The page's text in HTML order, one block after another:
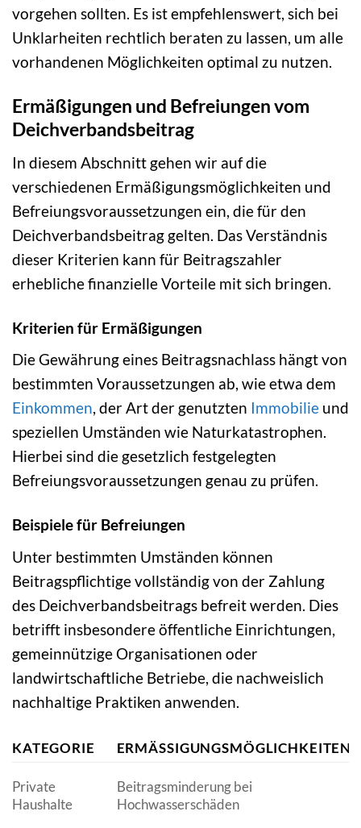
vorgehen sollten. Es ist empfehlenswert, sich bei
Unklarheiten rechtlich beraten zu lassen, um alle
vorhandenen Möglichkeiten optimal zu nutzen.
Ermäßigungen und Befreiungen vom
Deichverbandsbeitrag
In diesem Abschnitt gehen wir auf die
verschiedenen Ermäßigungsmöglichkeiten und
Befreiungsvoraussetzungen ein, die für den
Deichverbandsbeitrag gelten. Das Verständnis
dieser Kriterien kann für Beitragszahler
erhebliche finanzielle Vorteile mit sich bringen.
Kriterien für Ermäßigungen
Die Gewährung eines Beitragsnachlass hängt von
bestimmten Voraussetzungen ab, wie etwa dem
Einkommen, der Art der genutzten Immobilie und
speziellen Umständen wie Naturkatastrophen.
Hierbei sind die gesetzlich festgelegten
Befreiungsvoraussetzungen genau zu prüfen.
Beispiele für Befreiungen
Unter bestimmten Umständen können
Beitragspflichtige vollständig von der Zahlung
des Deichverbandsbeitrags befreit werden. Dies
betrifft insbesondere öffentliche Einrichtungen,
gemeinnützige Organisationen oder
landwirtschaftliche Betriebe, die nachweislich
nachhaltige Praktiken anwenden.
KATEGORIE ERMÄSSIGUNGSMÖGLICHKEITEN
Private
Haushalte
Beitragsminderung bei
Hochwasserschäden